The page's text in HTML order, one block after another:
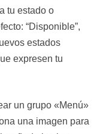
tu estado o
“Disponible”,
estados
expresen tu
un grupo «Menú»
una imagen para